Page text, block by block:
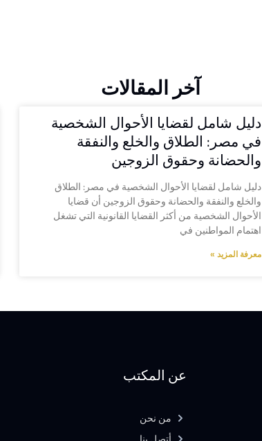
آخر المقالات
دليل شامل لقضايا الأحوال الشخصية
في مصر: الطلاق والخلع والنفقة
والحضانة وحقوق الزوجين
دليل شامل لقضايا الأحوال الشخصية في مصر: الطلاق
والخلع والنفقة والحضانة وحقوق الزوجين أن قضايا
الأحوال الشخصية من أكثر القضايا القانونية التي تشغل
اهتمام المواطنين في
معرفة المزيد »
عن المكتب
من نحن